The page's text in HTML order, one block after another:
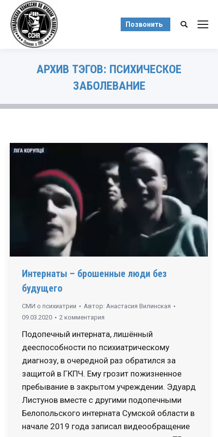
Позвонить Поиск:
АРХИВ ТЭГОВ: ПСИХИЧЕСКОЕ
ЗАБОЛЕВАНИЕ
Интернаты – брошенные люди без
будущего
СМИ о психиатрии Автор: Анастасия Вилинская
09.03.2020
2 комментария
Подопечный интерната, лишённый
дееспособности по психиатрическому
диагнозу, в очередной раз обратился за
защитой в ГКПЧ. Ему грозит пожизненное
пребывание в закрытом учреждении. Эдуард
Листунов вместе с другими подопечными
Белопольского интерната Сумской области в
начале 2019 года записал видеообращение